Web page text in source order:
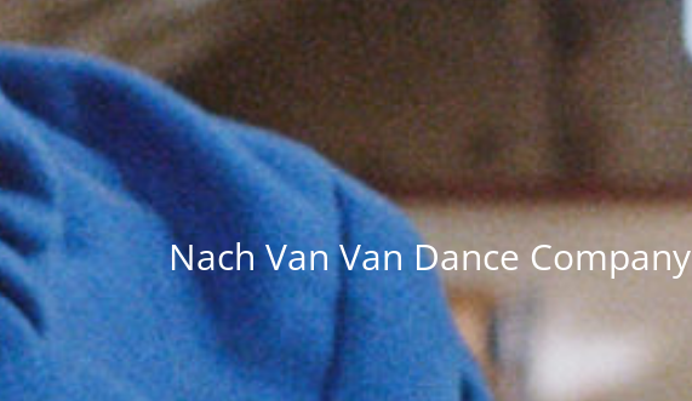
Nach Van Van Dance Company